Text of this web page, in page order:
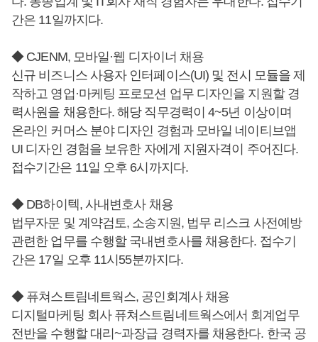
간은 11일까지다.
◆ CJENM, 모바일·웹 디자이너 채용
신규 비즈니스 사용자 인터페이스(UI) 및 전시 모듈을 제
작하고 영업·마케팅 프로모션 업무 디자인을 지원할 경
력사원을 채용한다. 해당 직무경력이 4~5년 이상이며
온라인 커머스 분야 디자인 경험과 모바일 네이티브앱
UI 디자인 경험을 보유한 자에게 지원자격이 주어진다.
접수기간은 11일 오후 6시까지다.
◆ DB하이텍, 사내변호사 채용
법무자문 및 계약검토, 소송지원, 법무 리스크 사전예방
관련한 업무를 수행할 국내변호사를 채용한다. 접수기
간은 17일 오후 11시55분까지다.
◆ 퓨쳐스트림네트웍스, 공인회계사 채용
디지털마케팅 회사 퓨쳐스트림네트웍스에서 회계업무
전반을 수행할 대리~과장급 경력자를 채용한다. 한국 공